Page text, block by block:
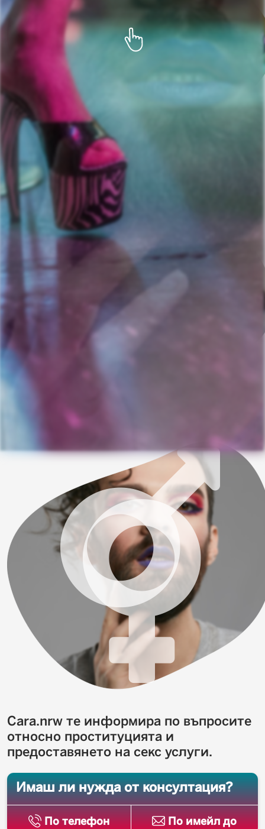
Cara.nrw те информира по въпросите
относно проституцията и
предоставянето на секс услуги.
Имаш ли нужда от консултация?
По телефон По имейл до